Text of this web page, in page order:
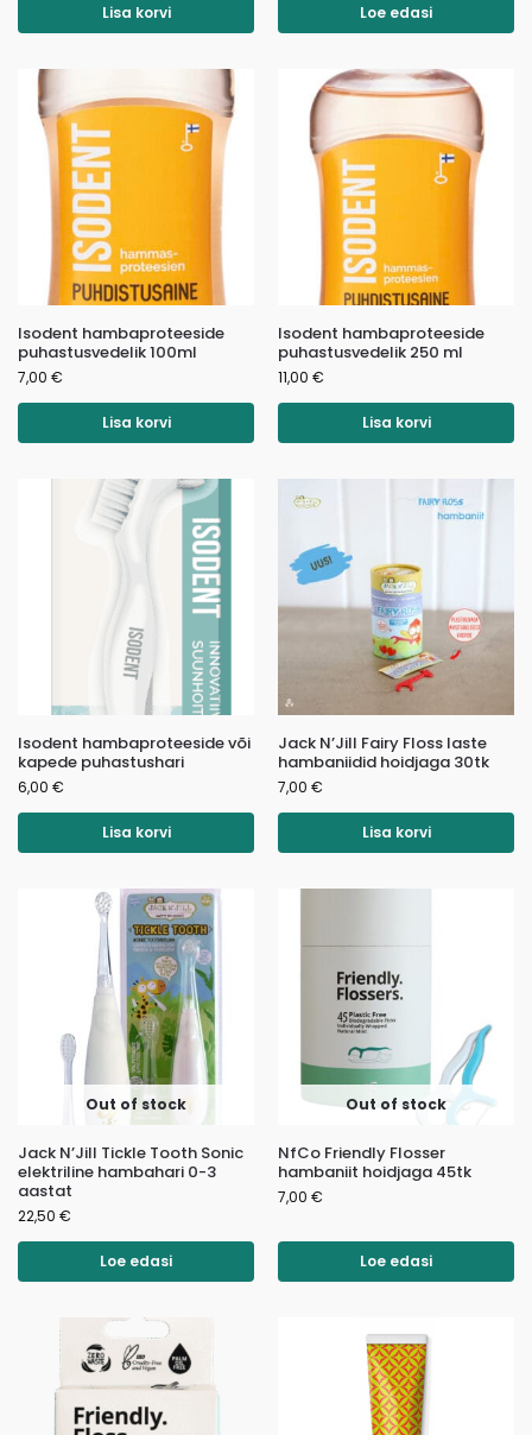
Lisa korvi Loe edasi
Isodent hambaproteeside
puhastusvedelik 100ml
7,00 €
Lisa korvi
Isodent hambaproteeside
puhastusvedelik 250 ml
11,00 €
Lisa korvi
Isodent hambaproteeside või
kapede puhastushari
6,00 €
Lisa korvi
Jack N’Jill Fairy Floss laste
hambaniidid hoidjaga 30tk
7,00 €
Lisa korvi
Out of stock
Jack N’Jill Tickle Tooth Sonic
elektriline hambahari 0-3
aastat
22,50 €
Loe edasi
Out of stock
NfCo Friendly Flosser
hambaniit hoidjaga 45tk
7,00 €
Loe edasi